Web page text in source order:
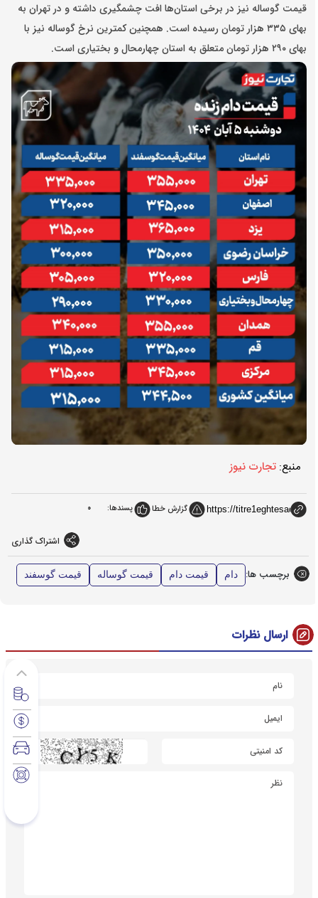
قیمت گوساله نیز در برخی استان‌ها افت چشمگیری داشته و در تهران به
بهای ۳۳۵ هزار تومان رسیده است. همچنین کمترین نرخ گوساله نیز با
بهای ۲۹۰ هزار تومان متعلق به استان چهارمحال و بختیاری است.
منبع: تجارت نیوز
گزارش خطا پسندها: 0
اشتراک گذاری
برچسب ها: دام قیمت دام قیمت گوساله قیمت گوسفند
ارسال نظرات